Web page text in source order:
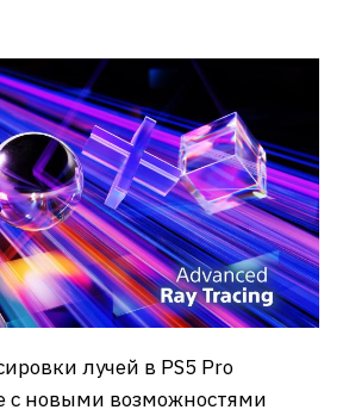
лучей в PS5 Pro
с новыми возможностями